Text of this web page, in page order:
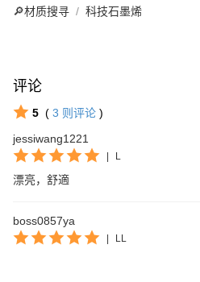
🔎材质搜寻 科技石墨烯
评论
5 ( 3 则评论 )
jessiwang1221
| L
漂亮，舒適
boss0857ya
| LL